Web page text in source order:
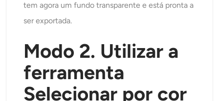
tem agora um fundo transparente e está pronta a
ser exportada.
Modo 2. Utilizar a
ferramenta
Selecionar por cor